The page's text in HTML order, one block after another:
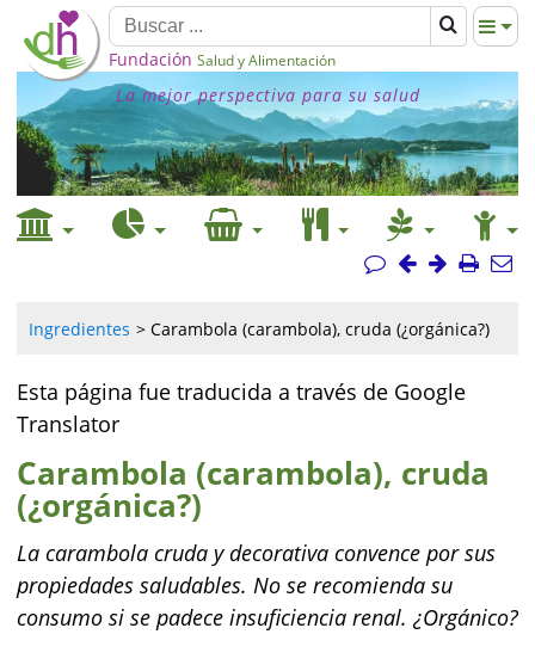
Fundación Salud y Alimentación
La mejor perspectiva para su salud
Ingredientes Carambola (carambola), cruda (¿orgánica?)
Esta página fue traducida a través de Google
Translator
Carambola (carambola), cruda
(¿orgánica?)
La carambola cruda y decorativa convence por sus
propiedades saludables. No se recomienda su
consumo si se padece insuficiencia renal. ¿Orgánico?